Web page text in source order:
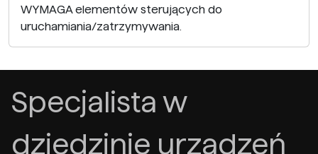
WYMAGA elementów sterujących do
uruchamiania/zatrzymywania.
Specjalista w
dziedzinie urządzeń